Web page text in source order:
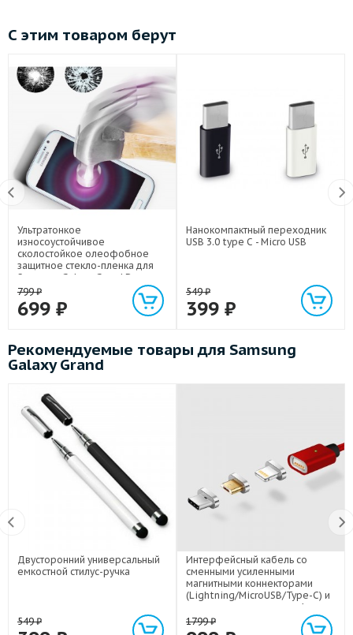
С этим товаром берут
Ультратонкое
износоустойчивое
сколостойкое олеофобное
защитное стекло-пленка для
Samsung Galaxy Grand Duos
799₽
699 ₽
Нанокомпактный переходник
USB 3.0 type C - Micro USB
549₽
399 ₽
Рекомендуемые товары для Samsung
Galaxy Grand
Двусторонний универсальный
емкостной стилус-ручка
549₽
Интерфейсный кабель со
сменными усиленными
магнитными коннекторами
(Lightning/MicroUSB/Type-C) и
световым индикатором 1м
1799₽